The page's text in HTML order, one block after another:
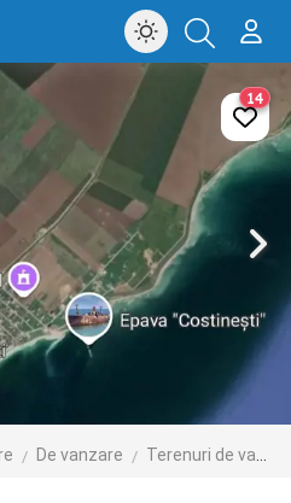
De vanzare Terenuri de vanzare
14